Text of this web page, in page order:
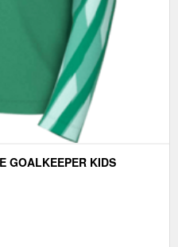
GOALKEEPER KIDS